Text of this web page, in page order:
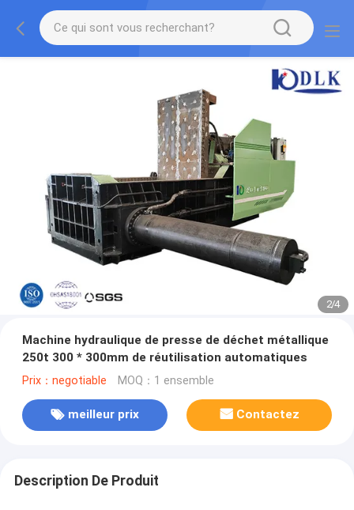
2/4
Machine hydraulique de presse de déchet métallique
250t 300 * 300mm de réutilisation automatiques
Prix：negotiable MOQ：1 ensemble
meilleur prix Contactez
Description De Produit